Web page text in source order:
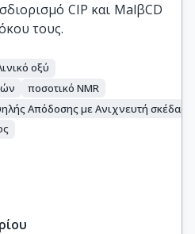
CIP και MalβCD
τους.
οξύ
ποσοτικό NMR
Απόδοσης με Ανιχνευτή